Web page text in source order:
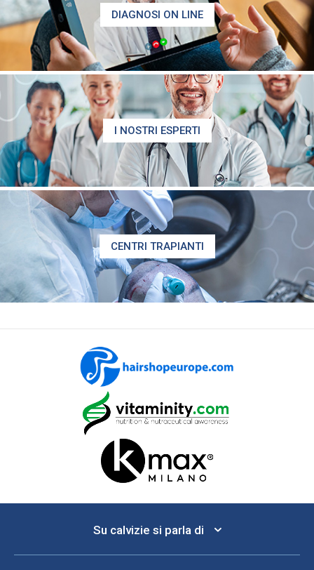
DIAGNOSI ON LINE
I NOSTRI ESPERTI
CENTRI TRAPIANTI
Su calvizie si parla di